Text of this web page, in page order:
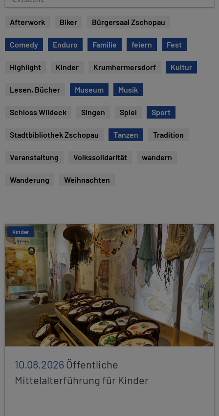
e
s
u
Afterwork Biker Bürgersaal Zschopau
Comedy Enduro Familie feiern Fest
Highlight Kinder Krumhermersdorf Kultur
Lesen, Bücher Museum Musik
Schloss Wildeck Singen Spiel Sport
Stadtbibliothek Zschopau Tanzen Tradition
Veranstaltung Volkssolidarität wandern
Wanderung Weihnachten
Kinder
10.08.2026Öffentliche
Mittelalterführung für Kinder